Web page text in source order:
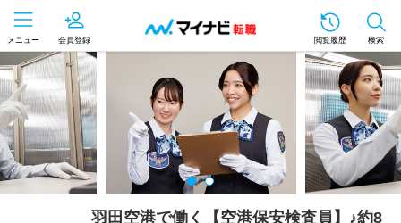
メニュー 会員登録 閲覧履歴 検索
羽田空港で働く【空港保安検査員】♪約8